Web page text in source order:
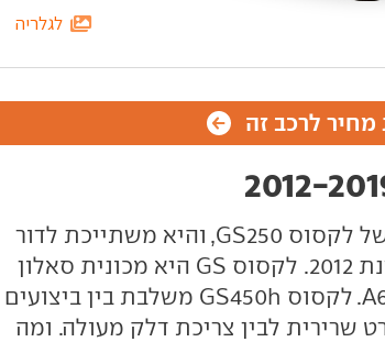
לגלריה
לרכב זה
לקסוס GS450h היא הגרסה ההיברידית של לקסוס GS250, והיא משתייכת לדור
החדש של ה-GS - זה שהגיע לישראל בשנת 2012. לקסוס GS היא מכונית סאלון
יוקרתית, המתחרה בב.מ.וו סדרה 5 ואודי A6. לקסוס GS450h משלבת בין ביצועים
שרירית לבין צריכת דלק מעולה. ומה